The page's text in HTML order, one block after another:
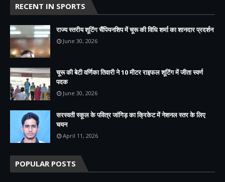
RECENT IN SPORTS
राज्य स्तरीय शूटिंग चैंपियनशिप में चूरू की विधि शर्मा का शानदार प्रदर्शन
June 30, 2026
चूरू की बेटी वर्णिका तिवारी ने 10 मीटर राइफल शूटिंग में जीता स्वर्ण
पदक
June 30, 2026
सरस्वती स्कूल के पवित्र जांगिड़ का क्रिकेट में नेशनल स्तर के लिए
चयन
April 11, 2026
POPULAR POSTS